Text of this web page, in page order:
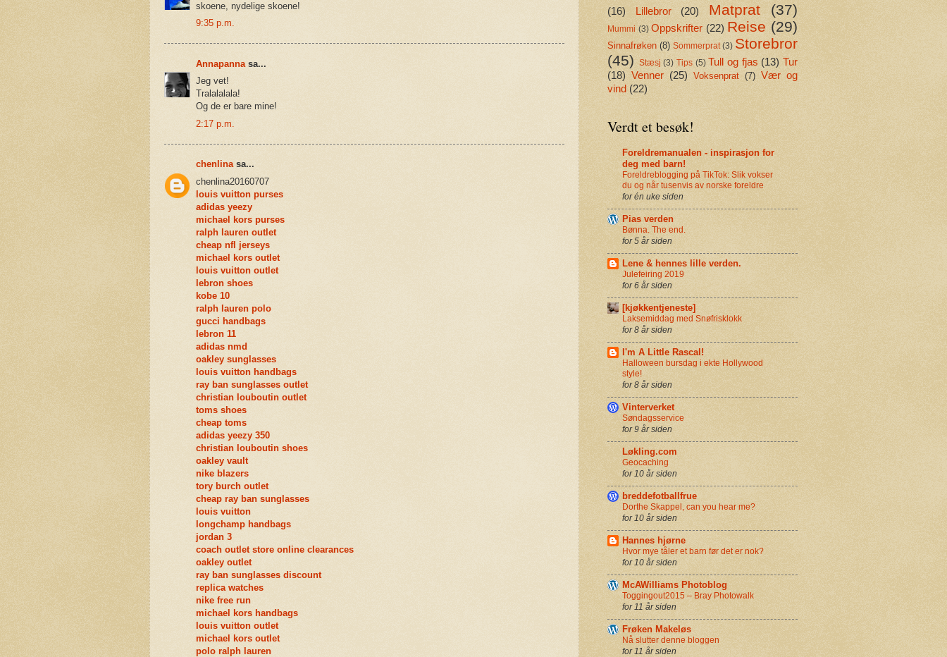
skoene, nydelige skoene!
9:35 p.m.
Annapanna sa...
Jeg vet!
Tralalalala!
Og de er bare mine!
2:17 p.m.
chenlinasa...
chenlina20160707
louis vuitton purses
adidas yeezy
michael kors purses
ralph lauren outlet
cheap nfl jerseys
michael kors outlet
louis vuitton outlet
lebron shoes
kobe 10
ralph lauren polo
gucci handbags
lebron 11
adidas nmd
oakley sunglasses
louis vuitton handbags
ray ban sunglasses outlet
christian louboutin outlet
toms shoes
cheap toms
adidas yeezy 350
christian louboutin shoes
oakley vault
nike blazers
tory burch outlet
cheap ray ban sunglasses
louis vuitton
longchamp handbags
jordan 3
coach outlet store online clearances
oakley outlet
ray ban sunglasses discount
replica watches
nike free run
michael kors handbags
louis vuitton outlet
michael kors outlet
polo ralph lauren
(16)
Lillebror (20) Matprat (37)
Mummi (3) Oppskrifter (22) Reise (29)
Sinnafrøken (8) Sommerprat (3) Storebror
(45)
Stæsj (3) Tips (5) Tull og fjas (13) Tur
(18) Venner (25) Voksenprat (7) Vær og
vind (22)
Verdt et besøk!
Foreldremanualen - inspirasjon for
deg med barn!
Foreldreblogging på TikTok: Slik vokser
du og når tusenvis av norske foreldre
for én uke siden
Pias verden
Bønna. The end.
for 5 år siden
Lene & hennes lille verden.
Julefeiring 2019
for 6 år siden
[kjøkkentjeneste]
Laksemiddag med Snøfrisklokk
for 8 år siden
I'm A Little Rascal!
Halloween bursdag i ekte Hollywood
style!
for 8 år siden
Vinterverket
Søndagsservice
for 9 år siden
Løkling.com
Geocaching
for 10 år siden
breddefotballfrue
Dorthe Skappel, can you hear me?
for 10 år siden
Hannes hjørne
Hvor mye tåler et barn før det er nok?
for 10 år siden
McAWilliams Photoblog
Toggingout2015 – Bray Photowalk
for 11 år siden
Frøken Makeløs
Nå slutter denne bloggen
for 11 år siden